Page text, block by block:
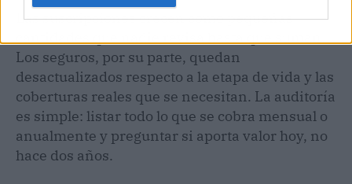
Las suscripciones crecen como pequeñas
Los seguros, por su parte, quedan
desactualizados respecto a la etapa de vida y las
coberturas reales que se necesitan. La auditoría
es simple: listar todo lo que se cobra mensual o
anualmente y preguntar si aporta valor hoy, no
hace dos años.